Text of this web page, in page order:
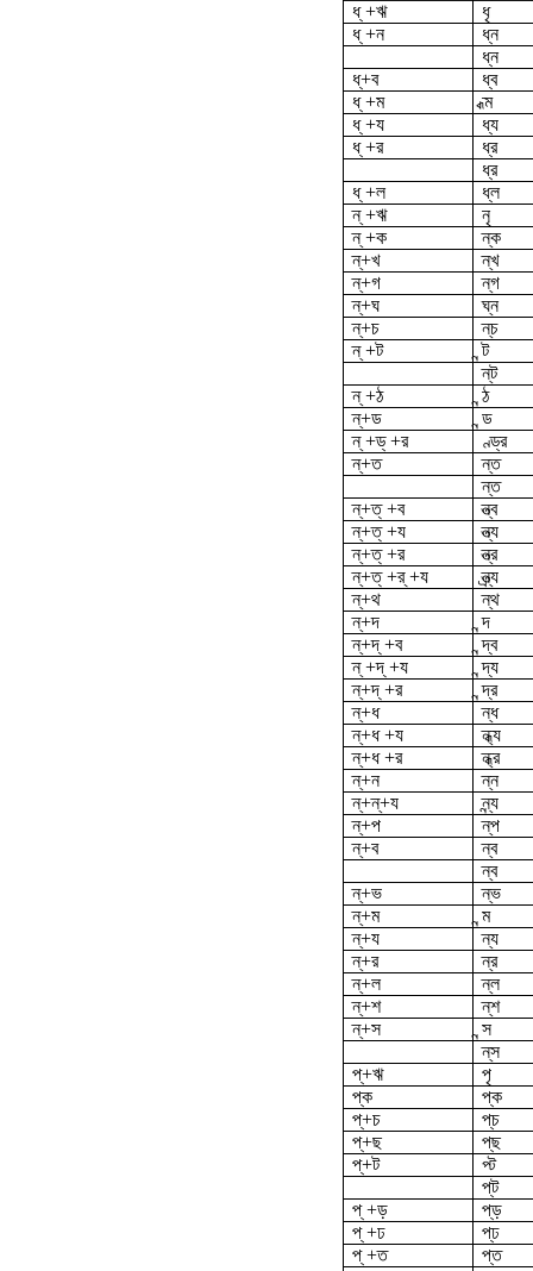
ধ্ +ঋ
ধৃ
ধ্ +ন
ধ্ন
ধ্‌ন
ধ্‌+ব
ধ্ব
ধ্ +ম
ধ্ম
ধ্ +য
ধ্য
ধ্ +র
ধ্র
ধ্‌র
ধ্ +ল
ধ্‌ল
ন্ +ঋ
নৃ
ন্ +ক
ন্‌ক
ন্‌+খ
ন্‌খ
ন্‌+গ
ন্‌গ
ন্‌+ঘ
ঘ্‌ন
ন্‌+চ
ন্‌চ
ন্ +ট
ন্ট
ন্‌ট
ন্ +ঠ
ন্ঠ
ন্‌+ড
ন্ড
ন্ +ড্ +র
ণ্ড্র
ন্‌+ত
ন্ত
ন্‌ত
ন্‌+ত্ +ব
ন্ত্ব
ন্‌+ত্ +য
ন্ত্য
ন্‌+ত্ +র
ন্ত্র
ন্‌+ত্ +র্ +য
ন্ত্র্য
ন্‌+থ
ন্থ
ন্‌+দ
ন্দ
ন্‌+দ্ +ব
ন্দ্ব
ন্ +দ্ +য
ন্দ্য
ন্‌+দ্ +র
ন্দ্র
ন্‌+ধ
ন্ধ
ন্‌+ধ +য
ন্ধ্য
ন্‌+ধ +র
ন্ধ্র
ন্‌+ন
ন্ন
ন্‌+ন্‌+য
ন্ন্য
ন্‌+প
ন্‌প
ন্‌+ব
ন্ব
ন্‌ব
ন্‌+ভ
ন্‌ভ
ন্‌+ম
ন্ম
ন্‌+য
ন্য
ন্‌+র
ন্‌র
ন্‌+ল
ন্‌ল
ন্‌+শ
ন্‌শ
ন্‌+স
ন্স
ন্‌স
প্‌+ঋ
পৃ
প্‌ক
প্‌ক
প্‌+চ
প্‌চ
প্‌+ছ
প্‌ছ
প্‌+ট
প্ট
প্‌ট
প্ +ড়
প্‌ড়
প্ +ঢ
প্‌ঢ
প্ +ত
প্ত